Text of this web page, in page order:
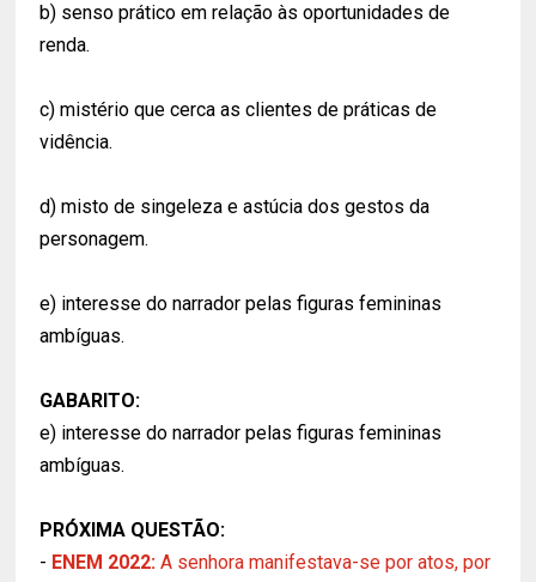
b) senso prático em relação às oportunidades de
renda.
c) mistério que cerca as clientes de práticas de
vidência.
d) misto de singeleza e astúcia dos gestos da
personagem.
e) interesse do narrador pelas figuras femininas
ambíguas.
GABARITO:
e) interesse do narrador pelas figuras femininas
ambíguas.
PRÓXIMA QUESTÃO:
- ENEM 2022:A senhora manifestava-se por atos, por